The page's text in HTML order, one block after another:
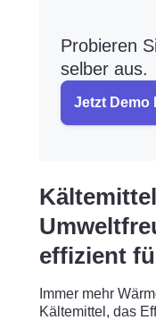
Probieren
selber aus.
Jetzt Demo
effizient
Immer mehr
Kältemittel, das